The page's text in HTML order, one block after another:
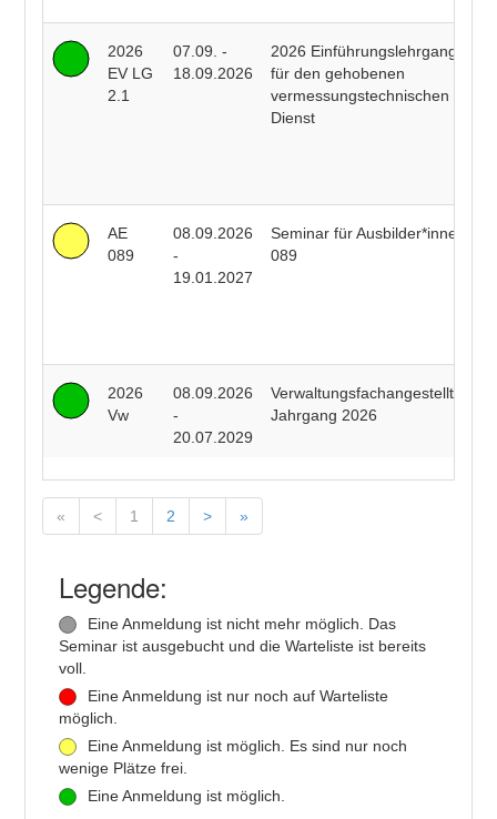
2026
EV LG
2.1
07.09. -
18.09.2026
2026 Einführungslehrgang
für den gehobenen
vermessungstechnischen
Dienst
AE
089
08.09.2026
-
19.01.2027
Seminar für Ausbilder*innen
089
2026
Vw
08.09.2026
-
20.07.2029
Verwaltungsfachangestellte
Jahrgang 2026
« < 1 2 > »
Legende:
Eine Anmeldung ist nicht mehr möglich. Das
Seminar ist ausgebucht und die Warteliste ist bereits
voll.
Eine Anmeldung ist nur noch auf Warteliste
möglich.
Eine Anmeldung ist möglich. Es sind nur noch
wenige Plätze frei.
Eine Anmeldung ist möglich.